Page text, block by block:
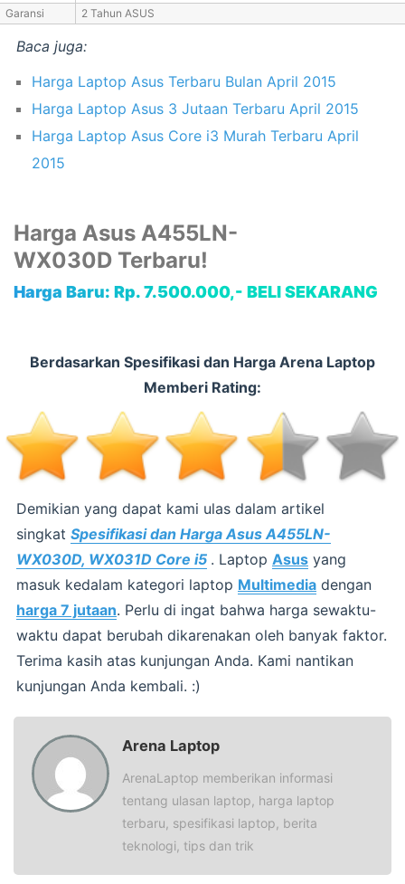
Garansi
2 Tahun ASUS
Baca juga:
Harga Laptop Asus Terbaru Bulan April 2015
Harga Laptop Asus 3 Jutaan Terbaru April 2015
Harga Laptop Asus Core i3 Murah Terbaru April
2015
Harga Asus A455LN-
WX030D Terbaru!
Harga Baru: Rp. 7.500.000,- BELI SEKARANG
Berdasarkan Spesifikasi dan Harga Arena Laptop
Memberi Rating:
Demikian yang dapat kami ulas dalam artikel
singkat Spesifikasi dan Harga Asus A455LN-
WX030D, WX031D Core i5 . Laptop Asus yang
masuk kedalam kategori laptop Multimedia dengan
harga 7 jutaan. Perlu di ingat bahwa harga sewaktu-
waktu dapat berubah dikarenakan oleh banyak faktor.
Terima kasih atas kunjungan Anda. Kami nantikan
kunjungan Anda kembali. :)
Arena Laptop
ArenaLaptop memberikan informasi
tentang ulasan laptop, harga laptop
terbaru, spesifikasi laptop, berita
teknologi, tips dan trik